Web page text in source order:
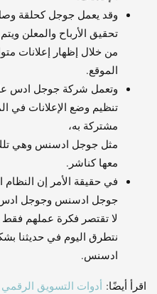
وقد يعمل جوجل كحلقة
تحقيق الأرباح والمعلن
من خلال إظهار إعلانات
الموقع.
وتعمل شركة جوجل ادس
تنظيم وضع الإعلانات في
مشتركة به،
مثل جوجل ادسنس وهي تلك
معها كناشر.
في حقيقة الأمر إن النظام
جوجل ادسنس وجوجل
لا تقتصر فكرة عملهم فقط
نتطرق اليوم في حديثنا
ادسنس.
اقرأ أيضًا: أدوات التسويق